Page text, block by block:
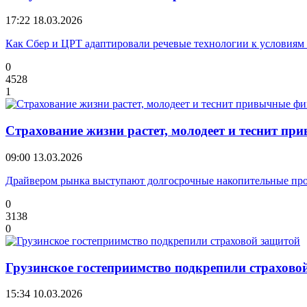
17:22 18.03.2026
Как Сбер и ЦРТ адаптировали речевые технологии к
0
4528
1
Страхование жизни растет, молодеет и теснит
09:00 13.03.2026
Драйвером рынка выступают долгосрочные накопительные
0
3138
0
Грузинское гостеприимство подкрепили
15:34 10.03.2026